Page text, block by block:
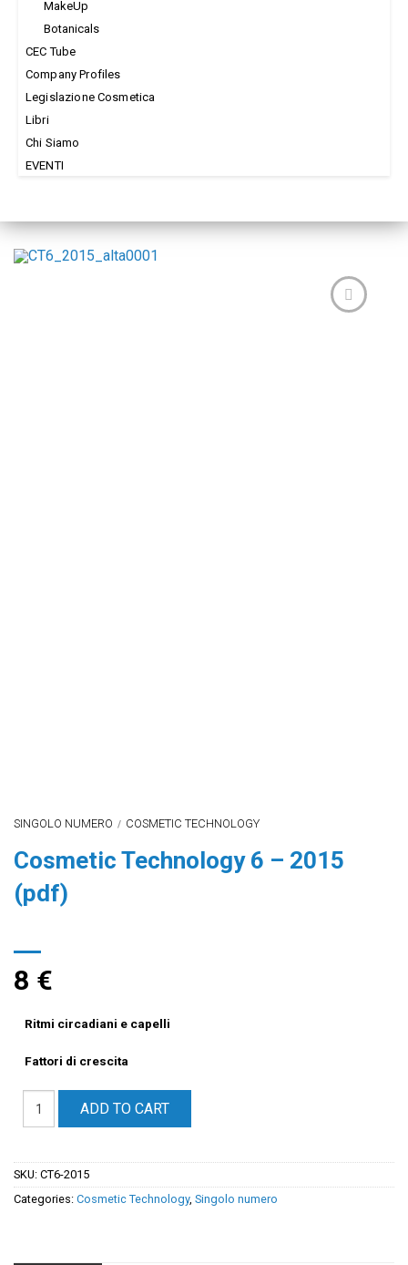
MakeUp
Botanicals
CEC Tube
Company Profiles
Legislazione Cosmetica
Libri
Chi Siamo
EVENTI
SINGOLO NUMERO / COSMETIC TECHNOLOGY
Cosmetic Technology 6 – 2015
(pdf)
8 €
Ritmi circadiani e capelli
Fattori di crescita
ADD TO CART
SKU: CT6-2015
Categories: Cosmetic Technology, Singolo numero